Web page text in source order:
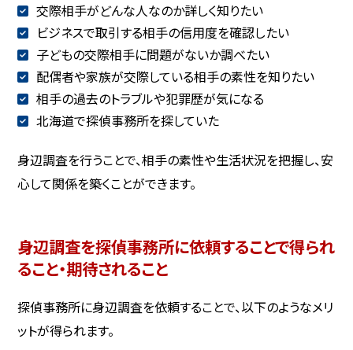
交際相手がどんな人なのか詳しく知りたい
ビジネスで取引する相手の信用度を確認したい
子どもの交際相手に問題がないか調べたい
配偶者や家族が交際している相手の素性を知りたい
相手の過去のトラブルや犯罪歴が気になる
北海道で探偵事務所を探していた
身辺調査を行うことで、相手の素性や生活状況を把握し、安
心して関係を築くことができます。
身辺調査を探偵事務所に依頼することで得られ
ること・期待されること
探偵事務所に身辺調査を依頼することで、以下のようなメリ
ットが得られます。